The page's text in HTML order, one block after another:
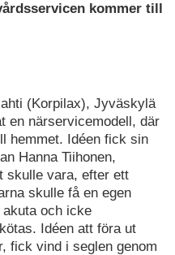
kommer till
(Korpilax), Jyväskylä
en närservicemodell, där
hemmet. Idéen fick sin
Hanna Tiihonen,
skulle vara, efter ett
skulle få en egen
och icke
Idéen att föra ut
fick vind i seglen genom